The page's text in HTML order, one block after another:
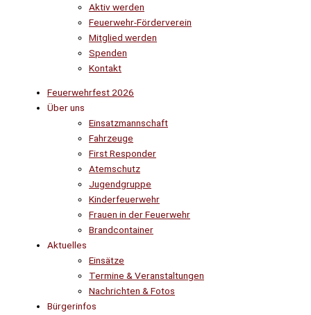
Aktiv werden
Feuerwehr-Förderverein
Mitglied werden
Spenden
Kontakt
Feuerwehrfest 2026
Über uns
Einsatzmannschaft
Fahrzeuge
First Responder
Atemschutz
Jugendgruppe
Kinderfeuerwehr
Frauen in der Feuerwehr
Brandcontainer
Aktuelles
Einsätze
Termine & Veranstaltungen
Nachrichten & Fotos
Bürgerinfos